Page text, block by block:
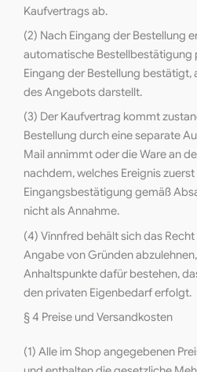
Kaufvertrags ab.
(2) Nach Eingang der Bestellung
automatische Bestellbestätigung
Eingang der Bestellung bestätigt,
des Angebots darstellt.
(3) Der Kaufvertrag kommt
Bestellung durch eine separate
Mail annimmt oder die Ware an
nachdem, welches Ereignis
Eingangsbestätigung gemäß
nicht als Annahme.
(4) Vinnfred behält sich das
Angabe von Gründen
Anhaltspunkte dafür bestehen,
den privaten Eigenbedarf erfolgt.
§ 4 Preise und Versandkosten
(1) Alle im Shop angegebenen